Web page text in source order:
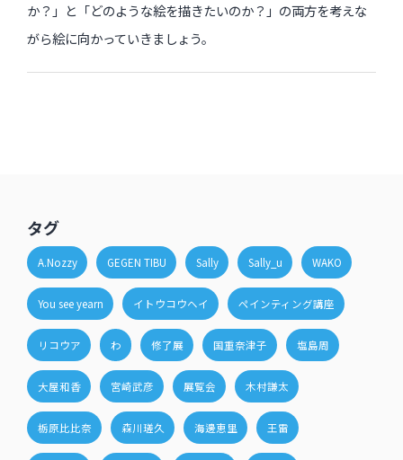
か？」と「どのような絵を描きたいのか？」の両方を考えな
がら絵に向かっていきましょう。
タグ
A.Nozzy GEGEN TIBU Sally Sally_u WAKO
You see yearn イトウコウヘイ ペインティング講座
リコウア わ 修了展 国重奈津子 塩島周
大屋和香 宮崎武彦 展覧会 木村謙太
栃原比比奈 森川瑳久 海邊恵里 王雷